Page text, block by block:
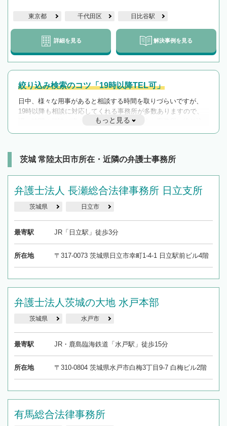
東京都 千代田区 日比谷駅
詳細を見る 解決事例を見る
絞り込み検索のコツ「19時以降TEL可」
日中、様々な用事があると相談する時間を取りづらいですが、
19時以降も相談に対応してくれる事務所が多数ありますので、
遅い時間の相談が増えそうな場合はそのような事務所に絞り込
んで検索してみましょう。
を加えて再検索
もっと見る
茨城 常陸太田市所在・近隣の弁護士事務所
弁護士法人 長瀬総合法律事務所 日立支所
茨城県 日立市
最寄駅 JR「日立駅」徒歩3分
所在地 〒317-0073 茨城県日立市幸町1-4-1 日立駅前ビル4階
弁護士法人茨城の大地 水戸本部
茨城県 水戸市
最寄駅 JR・鹿島臨海鉄道「水戸駅」徒歩15分
所在地 〒310-0804 茨城県水戸市白梅3丁目9-7 白梅ビル2階
有馬総合法律事務所